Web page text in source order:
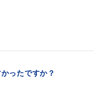
ったですか？